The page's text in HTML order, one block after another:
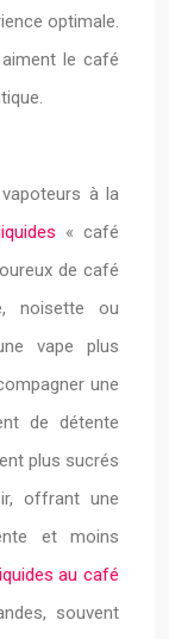
optimale.
le café
à la
« café
de café
noisette ou
vape plus
une
de détente
plus sucrés
offrant une
et moins
au café
souvent